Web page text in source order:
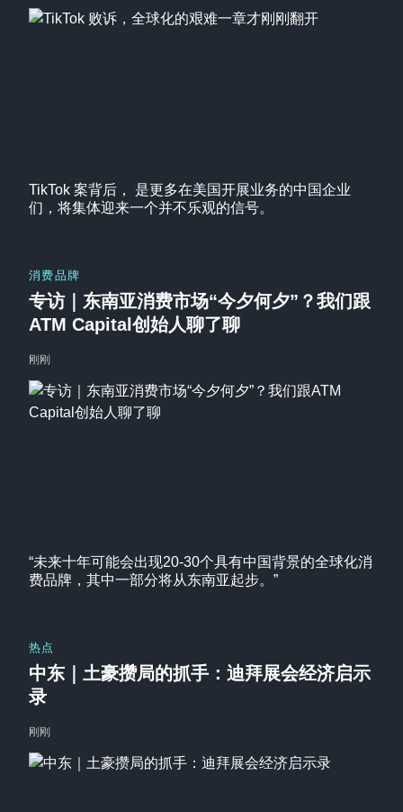
TikTok 案背后， 是更多在美国开展业务的中国企业
们，将集体迎来一个并不乐观的信号。
“未来十年可能会出现20-30个具有中国背景的全球化消
费品牌，其中一部分将从东南亚起步。”
消费品牌
专访｜东南亚消费市场“今夕何夕”？我们跟
ATM Capital创始人聊了聊
刚刚
热点
中东｜土豪攒局的抓手：迪拜展会经济启示
录
刚刚